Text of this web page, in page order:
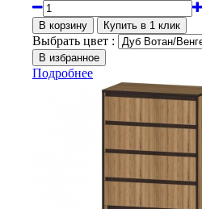
Выбрать цвет :
Подробнее